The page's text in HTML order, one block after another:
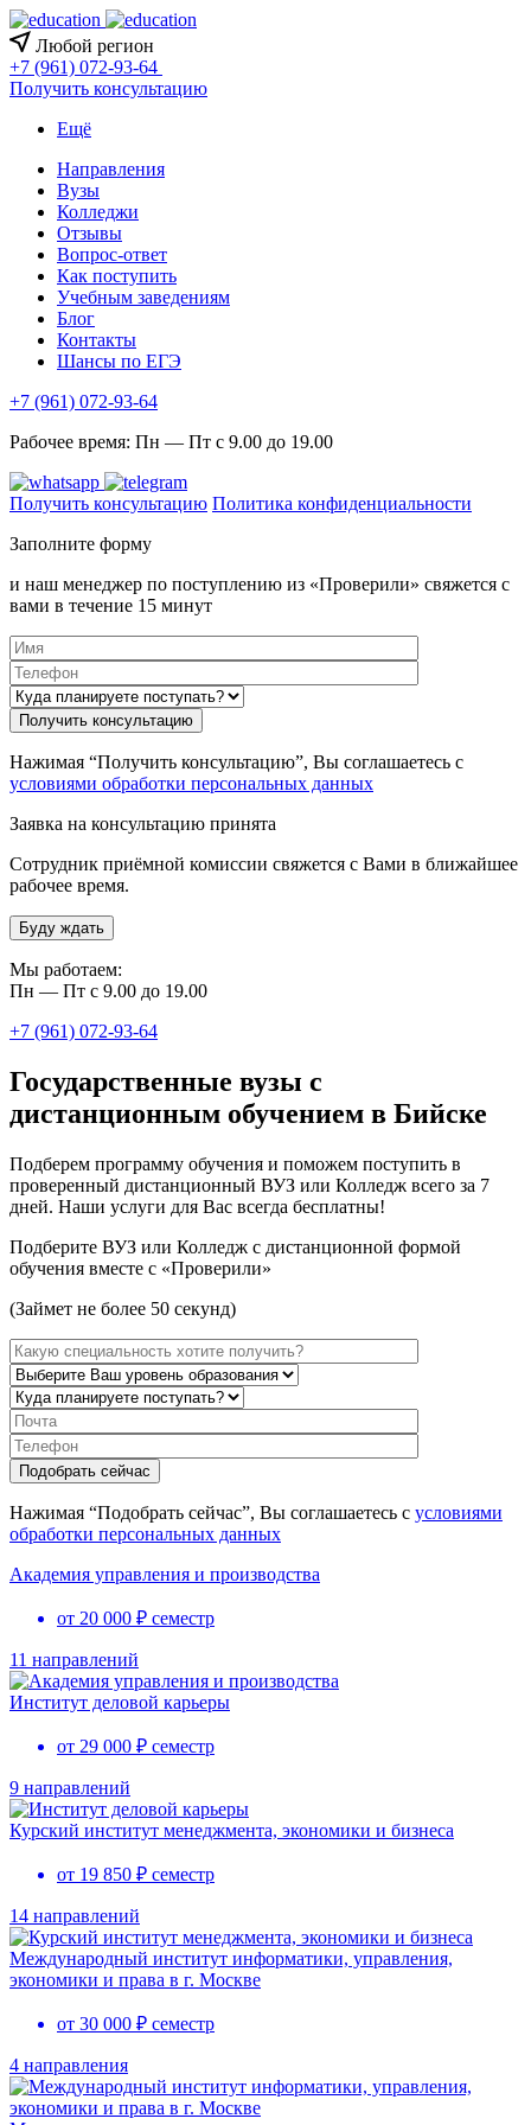
Любой регион
+7 (961) 072-93-64
Получить консультацию
Ещё
Направления
Вузы
Колледжи
Отзывы
Вопрос-ответ
Как поступить
Учебным заведениям
Блог
Контакты
Шансы по ЕГЭ
+7 (961) 072-93-64
Рабочее время: Пн — Пт с 9.00 до 19.00
Получить консультацию Политика конфиденциальности
Заполните форму
и наш менеджер по поступлению из «Проверили» свяжется с
вами в течение 15 минут
Нажимая “Получить консультацию”, Вы соглашаетесь с
условиями обработки персональных данных
Заявка на консультацию принята
Сотрудник приёмной комиссии свяжется с Вами в ближайшее
рабочее время.
Буду ждать
Мы работаем:
Пн — Пт с 9.00 до 19.00
+7 (961) 072-93-64
Государственные вузы с
дистанционным обучением в Бийске
Подберем программу обучения и поможем поступить в
проверенный дистанционный ВУЗ или Колледж всего за 7
дней. Наши услуги для Вас всегда бесплатны!
Подберите ВУЗ или Колледж с дистанционной формой
обучения вместе с «Проверили»
(Займет не более 50 секунд)
Нажимая “Подобрать сейчас”, Вы соглашаетесь с условиями
обработки персональных данных
Академия управления и производства
от 20 000 ₽ семестр
11 направлений
Институт деловой карьеры
от 29 000 ₽ семестр
9 направлений
Курский институт менеджмента, экономики и бизнеса
от 19 850 ₽ семестр
14 направлений
Международный институт информатики, управления,
экономики и права в г. Москве
от 30 000 ₽ семестр
4 направления